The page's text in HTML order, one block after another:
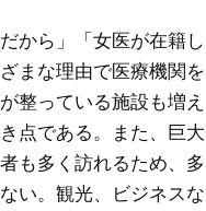
から」「女医が在籍し
まな理由で医療機関を
整っている施設も増え
点である。また、巨大
も多く訪れるため、多
い。観光、ビジネスな